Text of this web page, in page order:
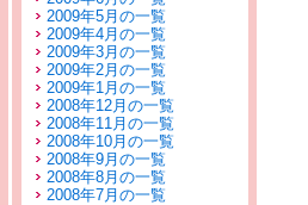
2009年5月の一覧
2009年4月の一覧
2009年3月の一覧
2009年2月の一覧
2009年1月の一覧
2008年12月の一覧
2008年11月の一覧
2008年10月の一覧
2008年9月の一覧
2008年8月の一覧
2008年7月の一覧